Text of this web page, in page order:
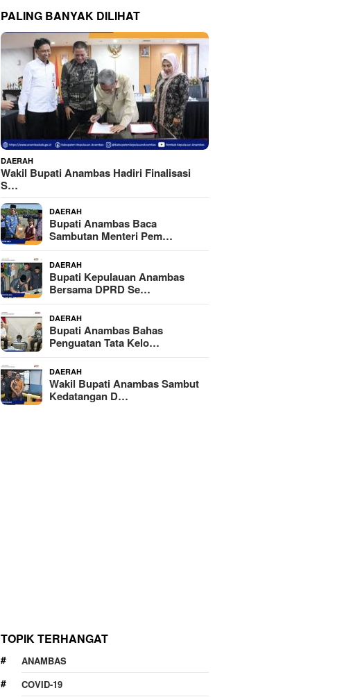
PALING BANYAK DILIHAT
DAERAH
Wakil Bupati Anambas Hadiri Finalisasi
S…
DAERAH
Bupati Anambas Baca
Sambutan Menteri Pem…
DAERAH
Bupati Kepulauan Anambas
Bersama DPRD Se…
DAERAH
Bupati Anambas Bahas
Penguatan Tata Kelo…
DAERAH
Wakil Bupati Anambas Sambut
Kedatangan D…
TOPIK TERHANGAT
ANAMBAS
COVID-19